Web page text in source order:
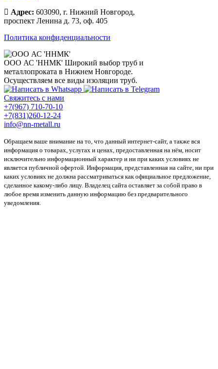
Адрес: 603090, г. Нижний Новгород,
проспект Ленина д. 73, оф. 405
Политика конфиденциальности
ООО АС 'ННМК' Широкий выбор труб и
металлопроката в Нижнем Новгороде.
Осуществляем все виды изоляции труб.
Свяжитесь с нами
+7(967) 710-70-10
+7(831)260-12-24
info@nn-metall.ru
Обращаем ваше внимание на то, что данный интернет-сайт, а также вся
информация о товарах, услугах и ценах, предоставленная на нём, носит
исключительно информационный характер и ни при каких условиях не
является публичной офертой. Информация, представленная на сайте, ни при
каких условиях не должна рассматриваться как официальное предложение,
сделанное какому-либо лицу. Владелец сайта оставляет за собой право в
любое время изменить данную информацию без предварительного
уведомления.